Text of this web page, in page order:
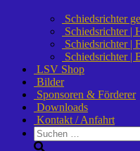
Schiedsrichter
Schiedsrichter |
Schiedsrichter |
Schiedsrichter |
LSV Shop
Bilder
Sponsoren & Förderer
Downloads
Kontakt / Anfahrt
Suchen
nach: